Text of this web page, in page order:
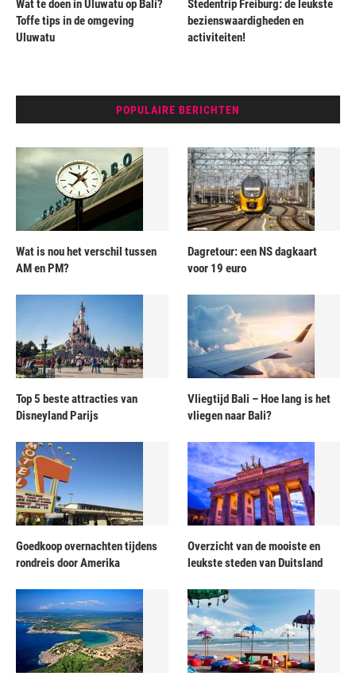
Wat te doen in Uluwatu op Bali?
Toffe tips in de omgeving
Uluwatu
Stedentrip Freiburg: de leukste
bezienswaardigheden en
activiteiten!
POPULAIRE BERICHTEN
Wat is nou het verschil tussen
AM en PM?
Dagretour: een NS dagkaart
voor 19 euro
Top 5 beste attracties van
Disneyland Parijs
Vliegtijd Bali – Hoe lang is het
vliegen naar Bali?
Goedkoop overnachten tijdens
rondreis door Amerika
Overzicht van de mooiste en
leukste steden van Duitsland